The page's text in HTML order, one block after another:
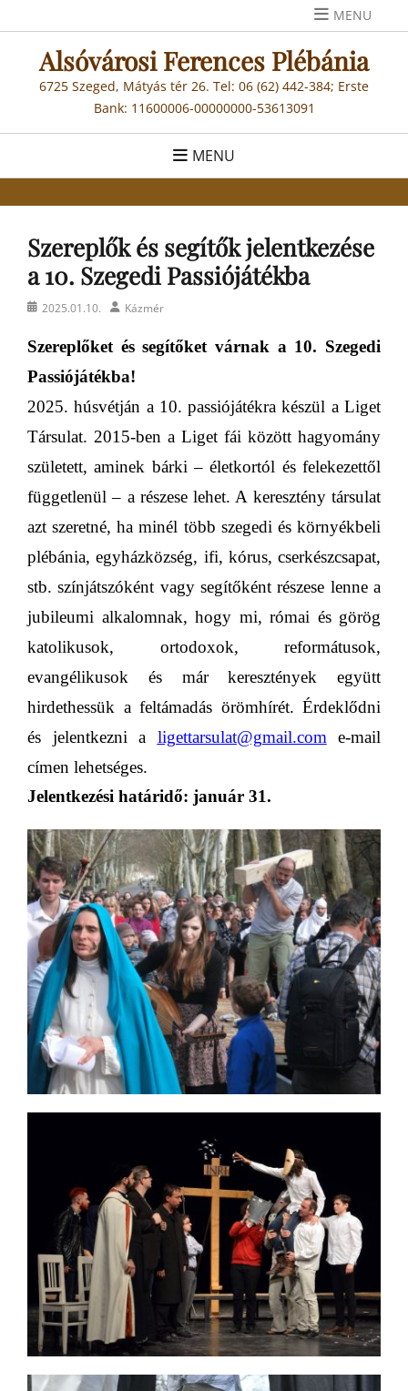
to
content
MENU
Alsóvárosi Ferences Plébánia
6725 Szeged, Mátyás tér 26. Tel: 06 (62) 442-384; Erste
Bank: 11600006-00000000-53613091
MENU
Szereplők és segítők jelentkezése
a 10. Szegedi Passiójátékba
Posted2025.01.10. AuthorKázmér
Szereplőket és segítőket várnak a 10. Szegedi
Passiójátékba!
2025. húsvétján a 10. passiójátékra készül a Liget
Társulat. 2015-ben a Liget fái között hagyomány
született, aminek bárki – életkortól és felekezettől
függetlenül – a részese lehet. A keresztény társulat
azt szeretné, ha minél több szegedi és környékbeli
plébánia, egyházközség, ifi, kórus, cserkészcsapat,
stb.színjátszóként vagy segítőként részese lenne a
jubileumi alkalomnak, hogy mi, római és görög
katolikusok, ortodoxok, reformátusok,
evangélikusok és már keresztények együtt
hirdethessük a feltámadás örömhírét. Érdeklődni
és jelentkezni a ligettarsulat@gmail.com e-mail
címen lehetséges.
Jelentkezési határidő: január 31.